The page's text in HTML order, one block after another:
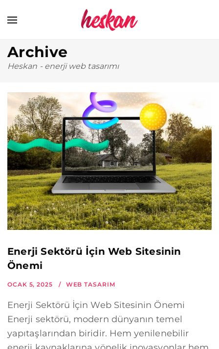
Archive
Heskan - enerji web tasarımı
Enerji Sektörü İçin Web Sitesinin
Önemi
OCAK 5, 2025 WEB TASARIM
Enerji Sektörü İçin Web Sitesinin Önemi
Enerji sektörü, modern dünyanın temel
yapıtaşlarından biridir. Hem yenilenebilir